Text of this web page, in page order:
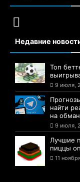
Недавние
Топ
9 июля,
найти
на обман
9 июля,
Лучшие
пиццы
11